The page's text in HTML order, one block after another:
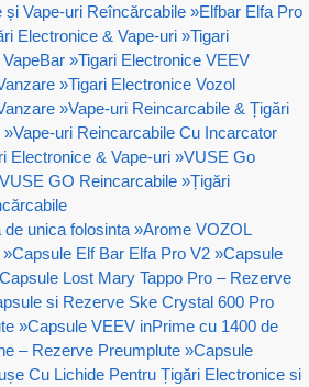
și Vape-uri Reîncărcabile »Elfbar Elfa Pro
Electronice & Vape-uri »Tigari
»Tigari Electronice VEEV
»Tigari Electronice Vozol
»Vape-uri Reincarcabile & Țigări
»Vape-uri Reincarcabile Cu Incarcator
Electronice & Vape-uri »VUSE Go
GO Reincarcabile »Țigări
de unica folosinta »Arome VOZOL
»Capsule Elf Bar Elfa Pro V2 »Capsule
Capsule Lost Mary Tappo Pro – Rezerve
si Rezerve Ske Crystal 600 Pro
»Capsule VEEV inPrime cu 1400 de
– Rezerve Preumplute »Capsule
Cu Lichide Pentru Țigări Electronice si